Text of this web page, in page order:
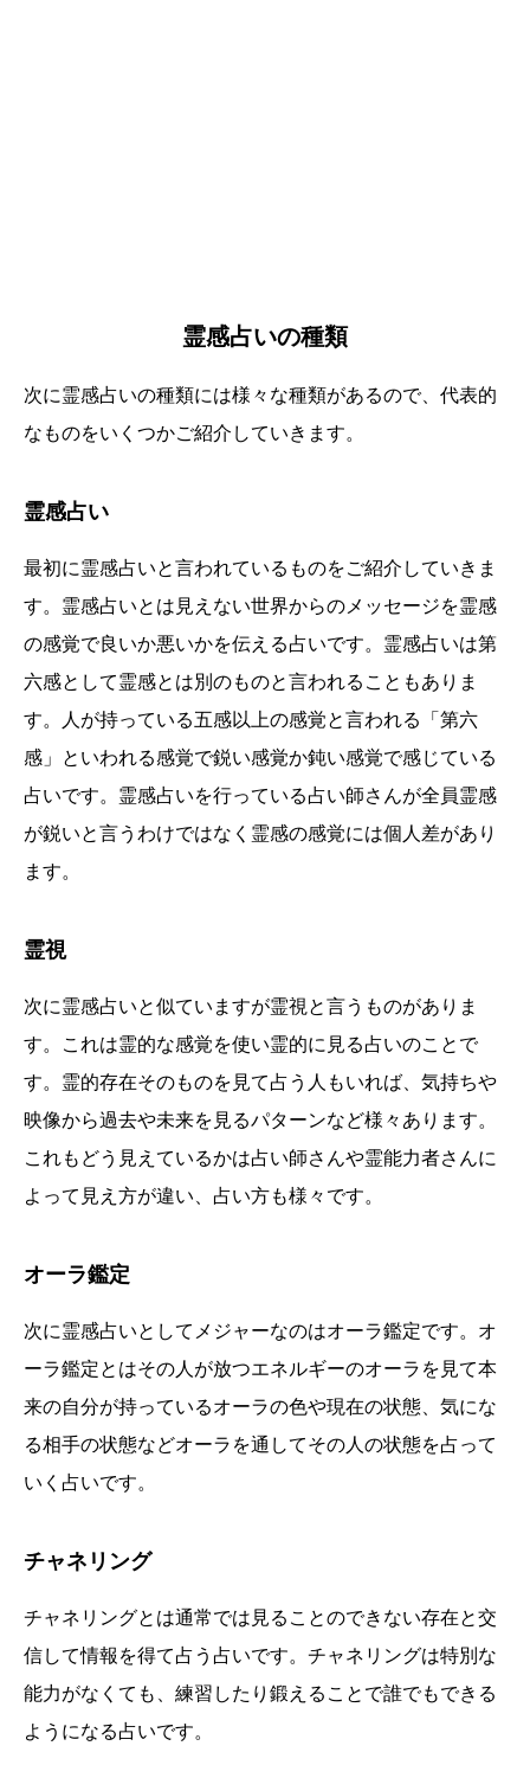
霊感占いの種類
次に霊感占いの種類には様々な種類があるので、代表的
なものをいくつかご紹介していきます。
霊感占い
最初に霊感占いと言われているものをご紹介していきま
す。霊感占いとは見えない世界からのメッセージを霊感
の感覚で良いか悪いかを伝える占いです。霊感占いは第
六感として霊感とは別のものと言われることもありま
す。人が持っている五感以上の感覚と言われる「第六
感」といわれる感覚で鋭い感覚か鈍い感覚で感じている
占いです。霊感占いを行っている占い師さんが全員霊感
が鋭いと言うわけではなく霊感の感覚には個人差があり
ます。
霊視
次に霊感占いと似ていますが霊視と言うものがありま
す。これは霊的な感覚を使い霊的に見る占いのことで
す。霊的存在そのものを見て占う人もいれば、気持ちや
映像から過去や未来を見るパターンなど様々あります。
これもどう見えているかは占い師さんや霊能力者さんに
よって見え方が違い、占い方も様々です。
オーラ鑑定
次に霊感占いとしてメジャーなのはオーラ鑑定です。オ
ーラ鑑定とはその人が放つエネルギーのオーラを見て本
来の自分が持っているオーラの色や現在の状態、気にな
る相手の状態などオーラを通してその人の状態を占って
いく占いです。
チャネリング
チャネリングとは通常では見ることのできない存在と交
信して情報を得て占う占いです。チャネリングは特別な
能力がなくても、練習したり鍛えることで誰でもできる
ようになる占いです。